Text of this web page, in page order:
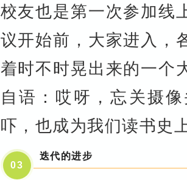
校友也是第一次参加线
议开始前，大家进入，
着时不时晃出来的一个
自语：哎呀，忘关摄
吓，也成为我们读书史
03
迭代的进步